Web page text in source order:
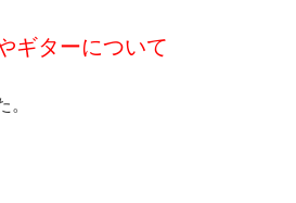
ギターについて
。